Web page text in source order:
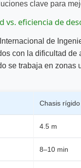
clave para
vs. eficiencia de
de
con la dificultad
se trabaja en
Chasis rígido
4.5 m
8–10 min